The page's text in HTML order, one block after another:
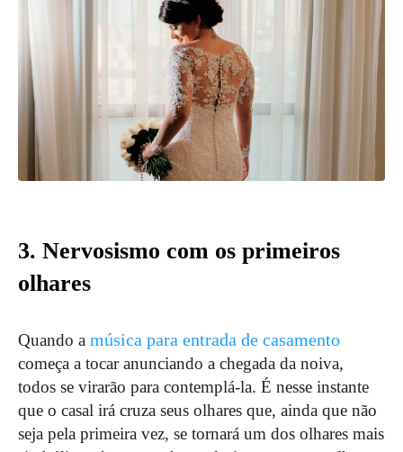
3. Nervosismo com os primeiros
olhares
Quando a música para entrada de casamento
começa a tocar anunciando a chegada da noiva,
todos se virarão para contemplá-la. É nesse instante
que o casal irá cruza seus olhares que, ainda que não
seja pela primeira vez, se tornará um dos olhares mais